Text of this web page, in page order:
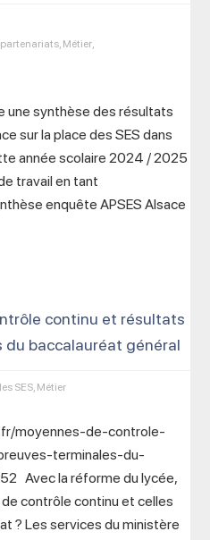
partenariats, Métier,
une synthèse des résultats
sur la place des SES dans
année scolaire 2024 / 2025
travail en tant
enquête APSES Alsace
continu et résultats
du baccalauréat général
SES, Métier
moyennes-de-controle-
terminales-du-
Avec la réforme du lycée,
contrôle continu et celles
? Les services du ministère